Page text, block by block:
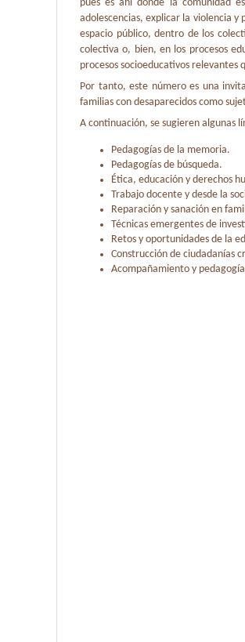
pues es ahí donde la comunidad
adolescencias, explicar la violencia
espacio público, dentro de los
colectiva o, bien, en los procesos
procesos socioeducativos relevantes
Por tanto, este número es una
familias con desaparecidos como
A continuación, se sugieren algunas
Pedagogías de la memoria.
Pedagogías de búsqueda.
Ética, educación y derechos
Trabajo docente y desde la
Reparación y sanación en
Técnicas emergentes de
Retos y oportunidades de la
Construcción de ciudadanías
Acompañamiento y